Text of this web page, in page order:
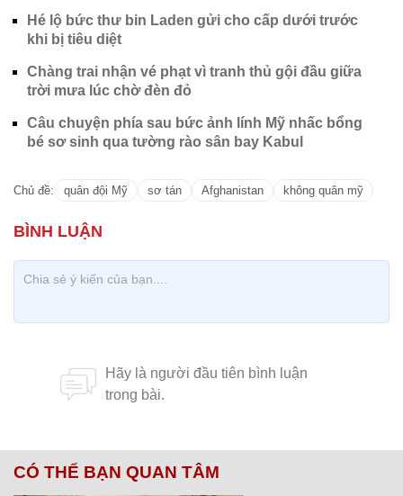
Hé lộ bức thư bin Laden gửi cho cấp dưới trước
khi bị tiêu diệt
Chàng trai nhận vé phạt vì tranh thủ gội đầu giữa
trời mưa lúc chờ đèn đỏ
Câu chuyện phía sau bức ảnh lính Mỹ nhấc bổng
bé sơ sinh qua tường rào sân bay Kabul
Chủ đề: quân đội Mỹ sơ tán Afghanistan không quân mỹ
CÓ THỂ BẠN QUAN TÂM